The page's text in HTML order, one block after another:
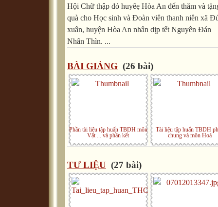
Hội Chữ thập đỏ huyêẹ Hòa An đến thăm và
quà cho Học sinh và Đoàn viên thanh niên xã
xuân, huyện Hòa An nhân dịp tết Nguyên Đán
Nhân Thìn. ...
BÀI GIẢNG (26 bài)
Phần tài liệu tập huấn TBDH môn
Vật ... và phần kết
Tài liệu tập huấn TBDH
chung và môn Hoá
TƯ LIỆU (27 bài)